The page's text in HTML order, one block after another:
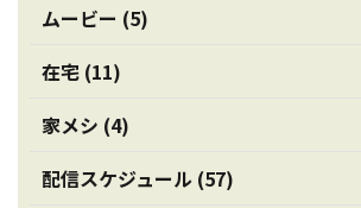
ムービー (5)
在宅 (11)
家メシ (4)
配信スケジュール (57)